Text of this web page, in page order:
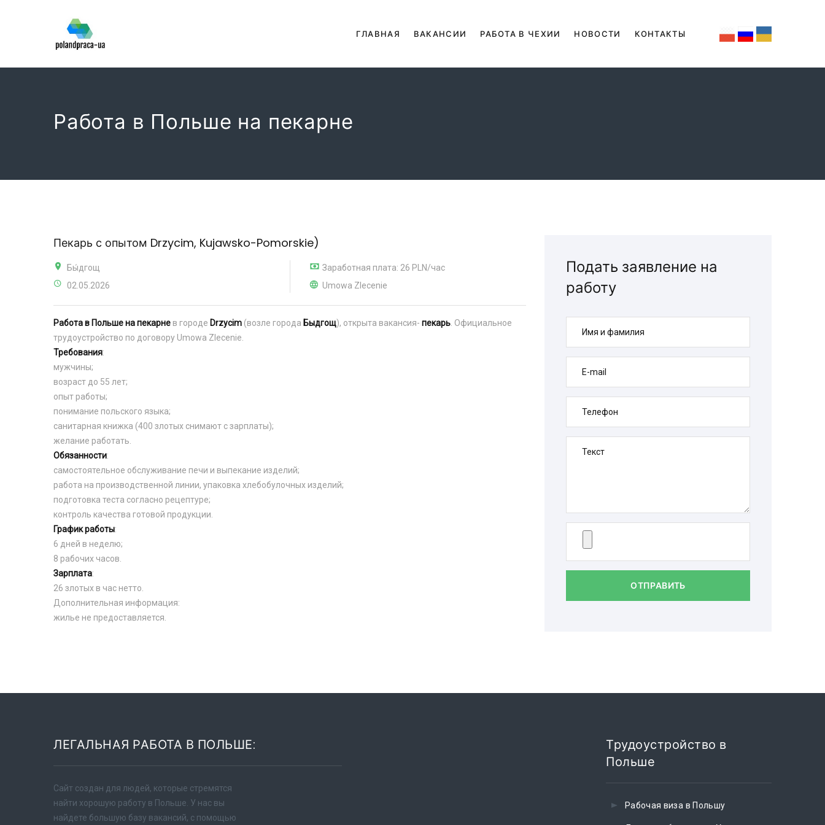
ГЛАВНАЯ ВАКАНСИИ РАБОТА В ЧЕХИИ НОВОСТИ КОНТАКТЫ
Работа в Польше на пекарне
Пекарь с опытом Drzycim, Kujawsko-Pomorskie)
Бы́дгощ
02.05.2026
Заработная плата: 26 PLN/час
Umowa Zlecenie
Работа в Польше на пекарне в городе Drzycim (возле города Быдгощ), открыта вакансия- пекарь . Официальное
трудоустройство по договору Umowa Zlecenie.
Требования:
мужчины;
возраст до 55 лет;
опыт работы;
понимание польского языка;
санитарная книжка (400 злотых снимают с зарплаты);
желание работать.
Обязанности:
самостоятельное обслуживание печи и выпекание изделий;
работа на производственной линии, упаковка хлебобулочных изделий;
подготовка теста согласно рецептуре;
контроль качества готовой продукции.
График работы:
6 дней в неделю;
8 рабочих часов.
Зарплата:
26 злотых в час нетто.
Дополнительная информация:
жилье не предоставляется.
Подать заявление на
работу
Имя и фамилия
E-mail
Телефон
Текст
ОТПРАВИТЬ
ЛЕГАЛЬНАЯ РАБОТА В ПОЛЬШЕ:
Сайт создан для людей, которые стремятся
найти хорошую работу в Польше. У нас вы
найдете большую базу вакансий, с помощью
Трудоустройство в
Польше
Рабочая виза в Польшу